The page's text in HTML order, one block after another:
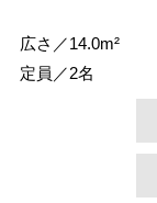
広さ／14.0m²
定員／2名